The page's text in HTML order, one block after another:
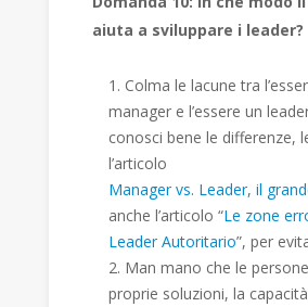
aiuta a sviluppare i leader?
Colma le lacune tra
manager e l’essere un
conosci bene le differenze,
l’articolo
Manager vs. Leader, il
anche l’articolo “Le zone
Leader Autoritario”, per
Man mano che le
proprie soluzioni, la